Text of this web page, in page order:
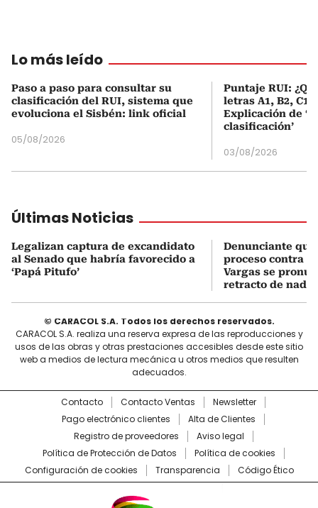
Lo más leído
Paso a paso para consultar su
clasificación del RUI, sistema que
evoluciona el Sisbén: link oficial
05/08/2026
Puntaje RUI:
letras A1, B2, C1
Explicación de
clasificación’
03/08/2026
Últimas Noticias
Legalizan captura de excandidato
al Senado que habría favorecido a
‘Papá Pitufo’
Denunciante
proceso contra
Vargas se
retracto de nada”
© CARACOL S.A. Todos los derechos reservados.
CARACOL S.A. realiza una reserva expresa de las reproducciones y
usos de las obras y otras prestaciones accesibles desde este sitio
web a medios de lectura mecánica u otros medios que resulten
adecuados.
Contacto Contacto Ventas
Newsletter
Pago electrónico clientes
Alta de Clientes
Registro de proveedores
Aviso legal
Política de Protección de Datos
Política de cookies
Configuración de cookies
Transparencia Código Ético